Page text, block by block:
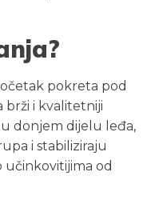
pokreta pod
brži i kvalitetniji
donjem dijelu leđa,
i stabiliziraju
učinkovitijima od